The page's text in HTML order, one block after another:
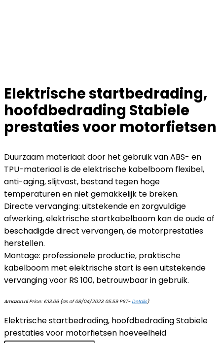
Elektrische startbedrading,
hoofdbedrading Stabiele
prestaties voor motorfietsen
Duurzaam materiaal: door het gebruik van ABS- en
TPU-materiaal is de elektrische kabelboom flexibel,
anti-aging, slijtvast, bestand tegen hoge
temperaturen en niet gemakkelijk te breken.
Directe vervanging: uitstekende en zorgvuldige
afwerking, elektrische startkabelboom kan de oude of
beschadigde direct vervangen, de motorprestaties
herstellen.
Montage: professionele productie, praktische
kabelboom met elektrische start is een uitstekende
vervanging voor RS 100, betrouwbaar in gebruik.
Amazon.nl Price: €13.06(as of 08/04/2023 05:59 PST-Details)
Elektrische startbedrading, hoofdbedrading Stabiele
prestaties voor motorfietsen hoeveelheid